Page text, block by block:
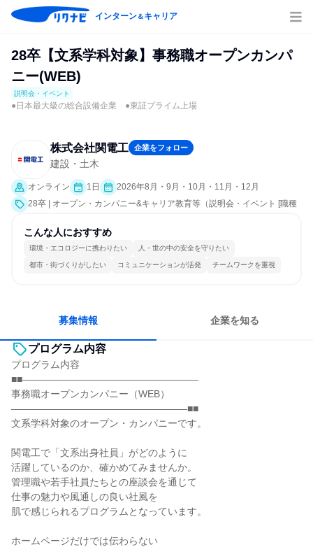
インターン＆キャリア
28卒【文系学科対象】事務職オープンカンパ
ニー(WEB)
説明会・イベント
●日本最大級の総合設備企業 ●東証プライム上場
株式会社関電工 企業をフォロー
建設・土木
オンライン 1日
2026年8月・9月・10月・11月・12月
28卒 | オープン・カンパニー&キャリア教育等（説明会・イベント [職種
こんな人におすすめ
環境・エコロジーに携わりたい 人・世の中の安全を守りたい
都市・街づくりがしたい コミュニケーションが活発 チームワークを重視
募集情報 企業を知る
プログラム内容
プログラム内容
■■――――――――――――――――――
事務職オープンカンパニー（WEB）
――――――――――――――――――■■
文系学科対象のオープン・カンパニーです。
関電工で「文系出身社員」がどのように
活躍しているのか、確かめてみませんか。
管理職や若手社員たちとの座談会を通じて
仕事の魅力や風通しの良い社風を
肌で感じられるプログラムとなっています。
ホームページだけでは伝わらない